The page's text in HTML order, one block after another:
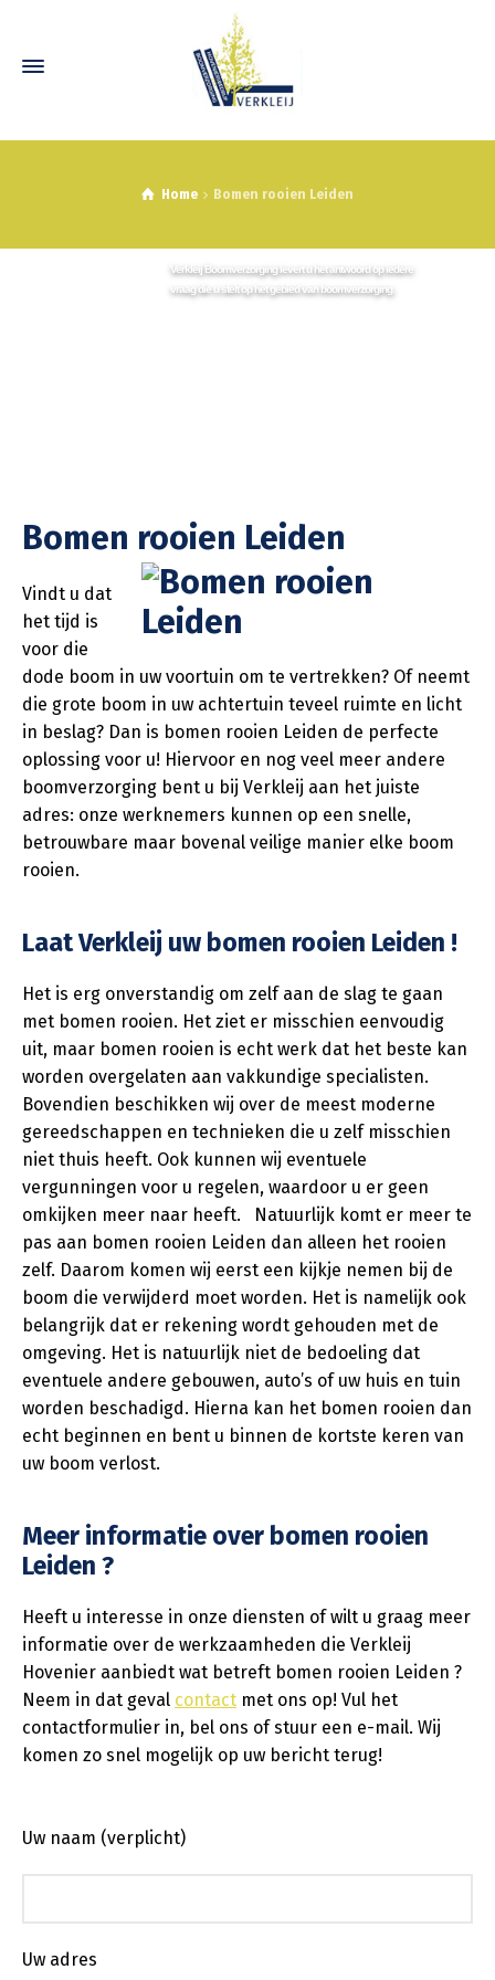
Home Bomen rooien Leiden
Verkleij Boomverzorging levert u het antwoord op iedere
vraag die u stelt op het gebied van boomverzorging.
Bomen rooien Leiden
Vindt u dat
het tijd is
voor die
dode boom in uw voortuin om te vertrekken? Of neemt
die grote boom in uw achtertuin teveel ruimte en licht
in beslag? Dan is bomen rooien Leiden de perfecte
oplossing voor u! Hiervoor en nog veel meer andere
boomverzorging bent u bij Verkleij aan het juiste
adres: onze werknemers kunnen op een snelle,
betrouwbare maar bovenal veilige manier elke boom
rooien.
Laat Verkleij uw bomen rooien Leiden !
Het is erg onverstandig om zelf aan de slag te gaan
met bomen rooien. Het ziet er misschien eenvoudig
uit, maar bomen rooien is echt werk dat het beste kan
worden overgelaten aan vakkundige specialisten.
Bovendien beschikken wij over de meest moderne
gereedschappen en technieken die u zelf misschien
niet thuis heeft. Ook kunnen wij eventuele
vergunningen voor u regelen, waardoor u er geen
omkijken meer naar heeft. Natuurlijk komt er meer te
pas aan bomen rooien Leiden dan alleen het rooien
zelf. Daarom komen wij eerst een kijkje nemen bij de
boom die verwijderd moet worden. Het is namelijk ook
belangrijk dat er rekening wordt gehouden met de
omgeving. Het is natuurlijk niet de bedoeling dat
eventuele andere gebouwen, auto’s of uw huis en tuin
worden beschadigd. Hierna kan het bomen rooien dan
echt beginnen en bent u binnen de kortste keren van
uw boom verlost.
Meer informatie over bomen rooien
Leiden ?
Heeft u interesse in onze diensten of wilt u graag meer
informatie over de werkzaamheden die Verkleij
Hovenier aanbiedt wat betreft bomen rooien Leiden ?
Neem in dat geval contact met ons op! Vul het
contactformulier in, bel ons of stuur een e-mail. Wij
komen zo snel mogelijk op uw bericht terug!
Uw naam (verplicht)
Uw adres